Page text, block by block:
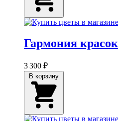
Гармония красок
3 300 ₽